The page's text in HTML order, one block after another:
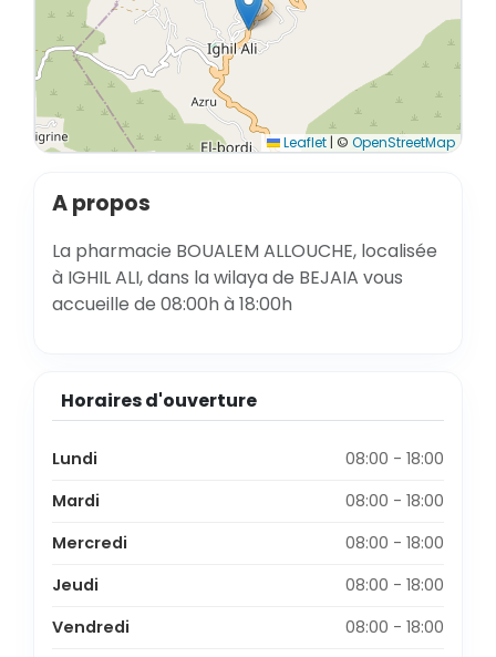
Leaflet | © OpenStreetMap
A propos
La pharmacie BOUALEM ALLOUCHE, localisée
à IGHIL ALI, dans la wilaya de BEJAIA vous
accueille de 08:00h à 18:00h
Horaires d'ouverture
Lundi
08:00 - 18:00
Mardi
08:00 - 18:00
Mercredi
08:00 - 18:00
Jeudi
08:00 - 18:00
Vendredi
08:00 - 18:00